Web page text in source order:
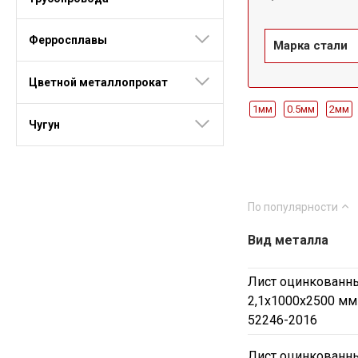
Ферросплавы
Цветной металлопрокат
Чугун
Марка стали
1мм 0.5мм 2мм
По популярности
Вид металла
Лист
2,1х1000х2500
52246-2016